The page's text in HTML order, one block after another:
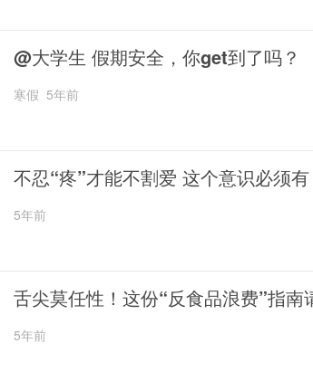
@大学生 假期安全，你get到了吗？
寒假 5年前
不忍“疼”才能不割爱 这个意识必须有
5年前
舌尖莫任性！这份“反食品浪费”指南
5年前